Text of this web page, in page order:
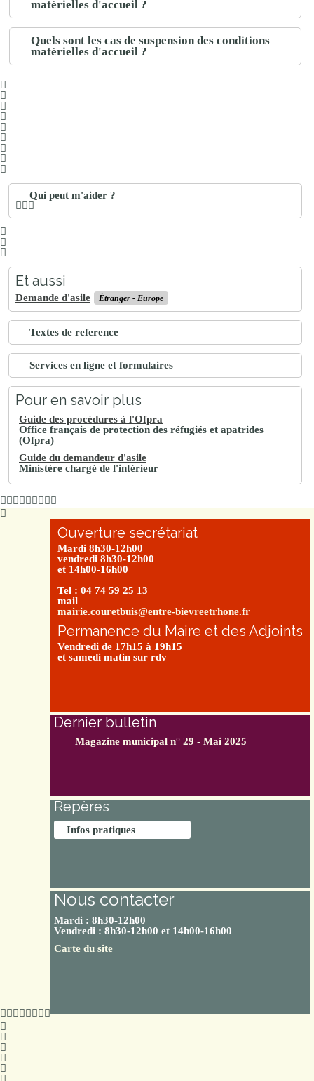
matérielles d'accueil ?
Quels sont les cas de suspension des conditions
matérielles d'accueil ?
Qui peut m'aider ?
Et aussi
Demande d'asile Étranger - Europe
Textes de reference
Services en ligne et formulaires
Pour en savoir plus
Guide des procédures à l'Ofpra
Office français de protection des réfugiés et apatrides
(Ofpra)
Guide du demandeur d'asile
Ministère chargé de l'intérieur
Ouverture secrétariat
Mardi 8h30-12h00
vendredi 8h30-12h00
et 14h00-16h00
Tel : 04 74 59 25 13
mail
mairie.couretbuis@entre-bievreetrhone.fr
Permanence du Maire et des Adjoints
Vendredi de 17h15 à 19h15
et samedi matin sur rdv
Dernier bulletin
Magazine municipal n° 29 - Mai 2025
Repères
Infos pratiques
Nous contacter
Mardi : 8h30-12h00
Vendredi : 8h30-12h00 et 14h00-16h00
Carte du site